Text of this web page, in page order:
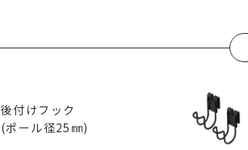
後付けフック
(ポール径25㎜)